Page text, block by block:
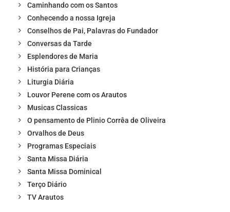
Caminhando com os Santos
Conhecendo a nossa Igreja
Conselhos de Pai, Palavras do Fundador
Conversas da Tarde
Esplendores de Maria
História para Crianças
Liturgia Diária
Louvor Perene com os Arautos
Musicas Classicas
O pensamento de Plinio Corrêa de Oliveira
Orvalhos de Deus
Programas Especiais
Santa Missa Diária
Santa Missa Dominical
Terço Diário
TV Arautos